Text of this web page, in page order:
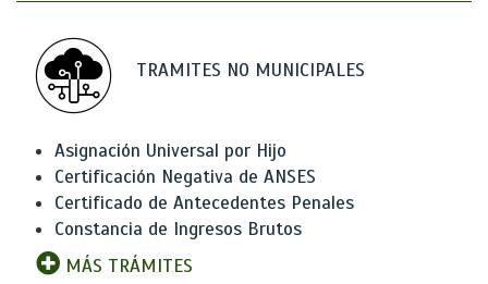
TRAMITES NO MUNICIPALES
Asignación Universal por Hijo
Certificación Negativa de ANSES
Certificado de Antecedentes Penales
Constancia de Ingresos Brutos
MÁS TRÁMITES